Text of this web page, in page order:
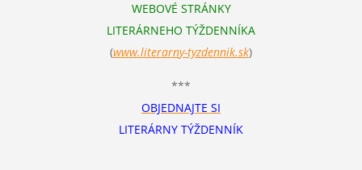
WEBOVÉ STRÁNKY
LITERÁRNEHO TÝŽDENNÍKA
(www.literarny-tyzdennik.sk)
***
OBJEDNAJTE SI
LITERÁRNY TÝŽDENNÍK